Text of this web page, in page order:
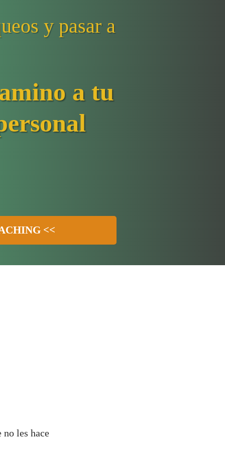
y pasar a
a tu
<<
no les hace